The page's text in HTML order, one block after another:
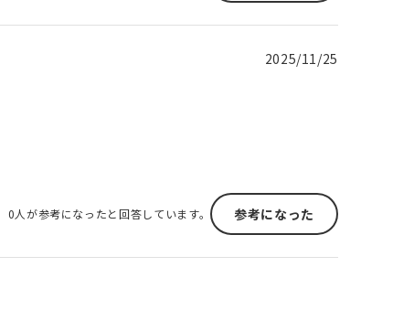
2025/11/25
0人が参考になったと回答しています。 参考になった